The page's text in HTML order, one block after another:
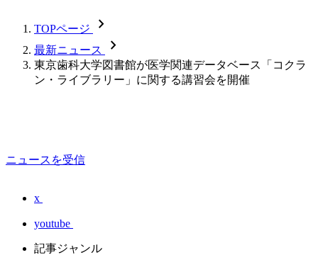
TOPページ chevron_forward
最新ニュース chevron_forward
東京歯科大学図書館が医学関連データベース「コクラ
ン・ライブラリー」に関する講習会を開催
ニュースを受信
x
youtube
記事ジャンル